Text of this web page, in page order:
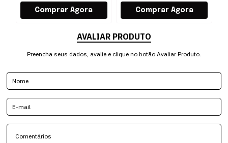
AVALIAR PRODUTO
Preencha seus dados, avalie e clique no botão Avaliar Produto.